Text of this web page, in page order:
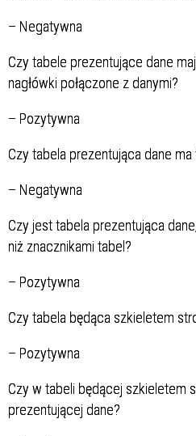
– Negatywna
Czy tabele prezentujące dane
nagłówki połączone z danymi?
– Pozytywna
Czy tabela prezentująca dane ma
– Negatywna
Czy jest tabela prezentująca
niż znacznikami tabel?
– Pozytywna
Czy tabela będąca szkieletem
– Pozytywna
Czy w tabeli będącej szkieletem
prezentującej dane?